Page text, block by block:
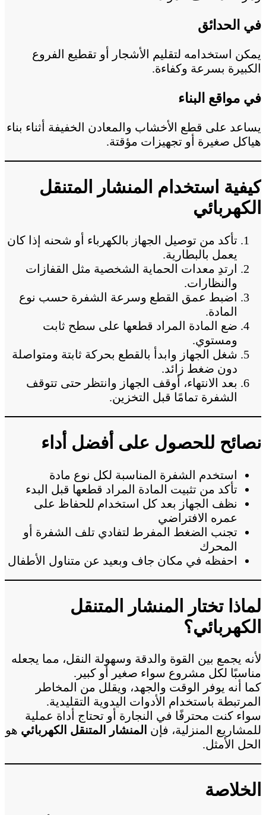
في الحدائق
يمكن استخدامه لتقليم الأشجار أو تقطيع الفروع
الكبيرة بسرعة وكفاءة.
في مواقع البناء
يساعد على قطع الأخشاب والمعادن الخفيفة أثناء بناء
هياكل صغيرة أو تجهيزات مؤقتة.
كيفية استخدام المنشار المتنقل
الكهربائي
تأكد من توصيل الجهاز بالكهرباء أو شحنه إذا كان
يعمل بالبطارية.
ارتدِ معدات الحماية الشخصية مثل القفازات
والنظارات.
اضبط عمق القطع وسرعة الشفرة حسب نوع
المادة.
ضع المادة المراد قطعها على سطح ثابت
ومستوي.
شغل الجهاز وابدأ بالقطع بحركة ثابتة ومتواصلة
دون ضغط زائد.
بعد الانتهاء، أوقف الجهاز وانتظر حتى تتوقف
الشفرة تمامًا قبل التخزين.
نصائح للحصول على أفضل أداء
استخدم الشفرة المناسبة لكل نوع مادة
تأكد من تثبيت المادة المراد قطعها قبل البدء
نظف الجهاز بعد كل استخدام للحفاظ على
عمره الافتراضي
تجنب الضغط المفرط لتفادي تلف الشفرة أو
المحرك
احفظه في مكان جاف وبعيد عن متناول الأطفال
لماذا تختار المنشار المتنقل
الكهربائي؟
لأنه يجمع بين القوة والدقة وسهولة النقل، مما يجعله
مناسبًا لكل مشروع سواء صغير أو كبير.
كما أنه يوفر الوقت والجهد، ويقلل من المخاطر
المرتبطة باستخدام الأدوات اليدوية التقليدية.
سواء كنت محترفًا في النجارة أو تحتاج أداة عملية
للمشاريع المنزلية، فإن المنشار المتنقل الكهربائي هو
الحل الأمثل.
الخلاصة